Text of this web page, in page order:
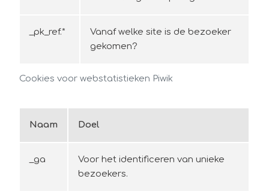
Cookies voor webstatistieken Piwik
_pk_ref.*
Vanaf welke site is de bezoeker
gekomen?
Naam Doel
_ga
Voor het identificeren van unieke
bezoekers.